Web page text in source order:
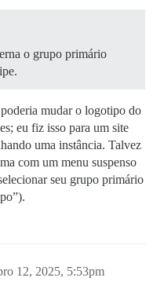
o grupo primário
mudar o logotipo do
eu fiz isso para um site
uma instância. Talvez
com um menu suspenso
seu grupo primário
12, 2025, 5:53pm